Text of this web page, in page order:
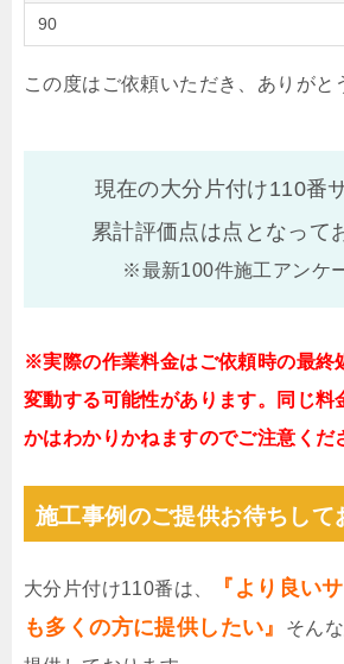
90
この度はご依頼いただき、ありがと
現在の大分片付け110番
累計評価点は点となって
※最新100件施工アンケ
※実際の作業料金はご依頼時の最終
変動する可能性があります。同じ料
かはわかりかねますのでご注意くだ
施工事例のご提供お待ちして
大分片付け110番は、
『より良い
も多くの方に提供したい』
そん